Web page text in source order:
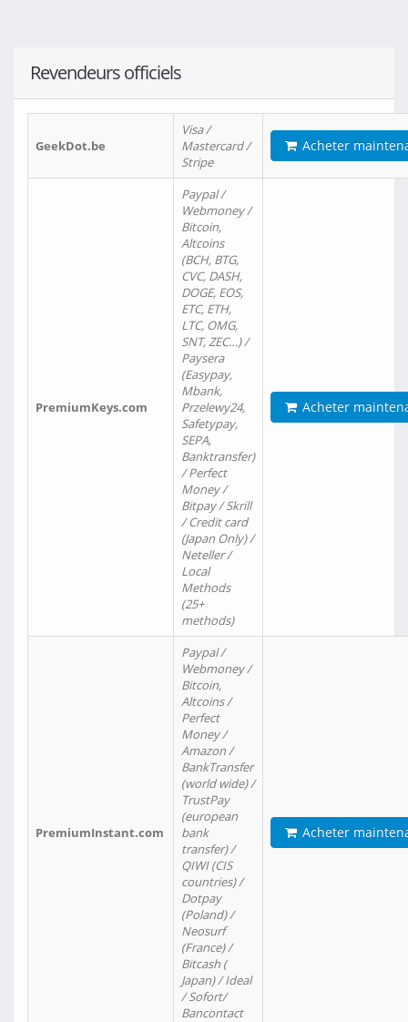
Revendeurs officiels
GeekDot.be
Visa /
Mastercard /
Stripe
Acheter
PremiumKeys.com
Paypal /
Webmoney /
Bitcoin,
Altcoins
(BCH, BTG,
CVC, DASH,
DOGE, EOS,
ETC, ETH,
LTC, OMG,
SNT, ZEC…) /
Paysera
(Easypay,
Mbank,
Przelewy24,
Safetypay,
SEPA,
Banktransfer)
/ Perfect
Money /
Bitpay / Skrill
/ Credit card
(Japan Only) /
Neteller /
Local
Methods
(25+
methods)
Acheter
PremiumInstant.com
Paypal /
Webmoney /
Bitcoin,
Altcoins /
Perfect
Money /
Amazon /
BankTransfer
(world wide) /
TrustPay
(european
bank
transfer) /
QIWI (CIS
countries) /
Dotpay
(Poland) /
Neosurf
(France) /
Bitcash (
Japan) / Ideal
/ Sofort/
Bancontact
Acheter